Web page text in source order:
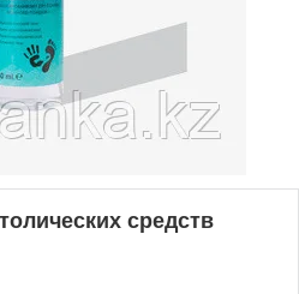
средств